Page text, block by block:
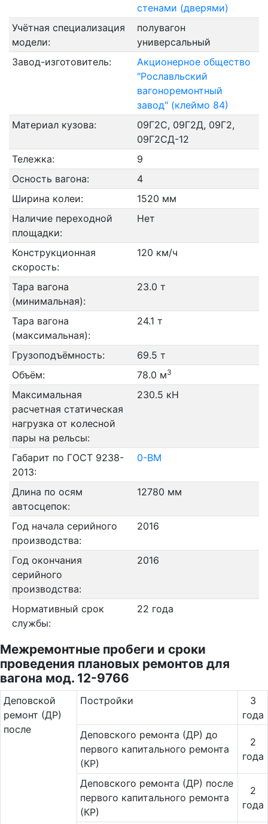
стенами (дверями)
Учётная специализация
модели:
полувагон
универсальный
Завод-изготовитель:
Акционерное общество
"Рославльский
вагоноремонтный
завод" (клеймо 84)
Материал кузова:
09Г2С, 09Г2Д, 09Г2,
09Г2СД-12
Тележка:
9
Осность вагона:
4
Ширина колеи:
1520 мм
Наличие переходной
площадки:
Нет
Конструкционная
скорость:
120 км/ч
Тара вагона
(минимальная):
23.0 т
Тара вагона
(максимальная):
24.1 т
Грузоподъёмность:
69.5 т
Объём:
78.0 м3
Максимальная
расчетная статическая
нагрузка от колесной
пары на рельсы:
230.5 кН
Габарит по ГОСТ 9238-
2013:
0-ВМ
Длина по осям
автосцепок:
12780 мм
Год начала серийного
производства:
2016
Год окончания
серийного
производства:
2016
Нормативный срок
службы:
22 года
Межремонтные пробеги и сроки
проведения плановых ремонтов для
вагона мод. 12-9766
Де­повс­кой
ремонт (ДР)
после
Постройки
3
года
Деповского ремонта (ДР) до
первого капитального ремонта
(КР)
2
года
Деповского ремонта (ДР) после
первого капитального ремонта
(КР)
2
года